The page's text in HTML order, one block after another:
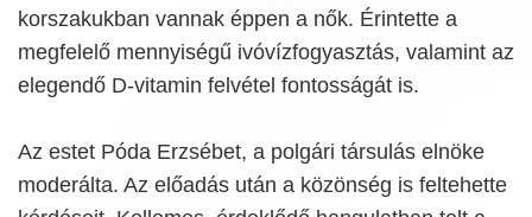
korszakukban vannak éppen a nők. Érintette a
megfelelő mennyiségű ivóvízfogyasztás, valamint az
elegendő D-vitamin felvétel fontosságát is.
Az estet Póda Erzsébet, a polgári társulás elnöke
moderálta. Az előadás után a közönség is feltehette